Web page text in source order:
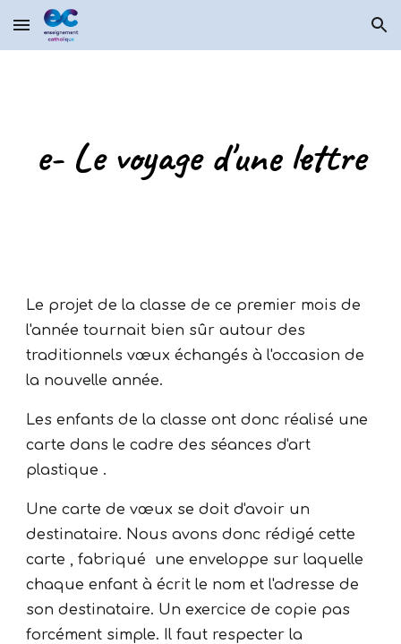
Skip to main content Skip to navigation
e- Le voyage d'une lettre
Le projet de la classe de ce premier mois de
l'année tournait bien sûr autour des
traditionnels vœux échangés à l'occasion de
la nouvelle année.
Les enfants de la classe ont donc réalisé une
carte dans le cadre des séances d'art
plastique .
Une carte de vœux se doit d'avoir un
destinataire. Nous avons donc rédigé cette
carte , fabriqué une enveloppe sur laquelle
chaque enfant à écrit le nom et l'adresse de
son destinataire. Un exercice de copie pas
forcément simple. Il faut respecter la